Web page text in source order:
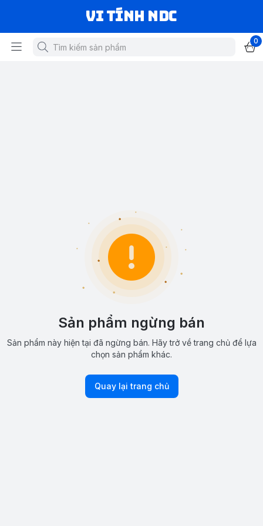
VI TÍNH NDC
0
Sản phẩm ngừng bán
Sản phẩm này hiện tại đã ngừng bán. Hãy trở về trang chủ để lựa
chọn sản phẩm khác.
Quay lại trang chủ